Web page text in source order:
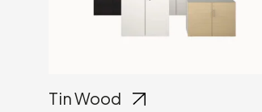
Tin Wood